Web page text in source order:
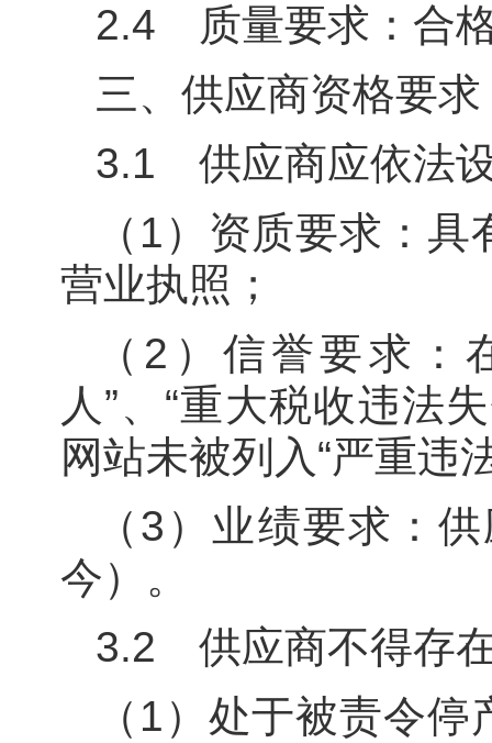
2.4 质量要求：合
三、供应商资格要求
3.1 供应商应依法
（1）资质要求：
营业执照；
（2）信誉要求
人”、“重大税收违法
网站未被列入“严重违
（3）业绩要求：
今）。
3.2 供应商不得存
（1）处于被责令